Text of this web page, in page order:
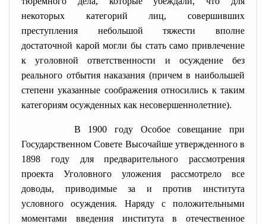
некоторых категорий лиц, совершивших
преступления небольшой тяжести вполне
достаточной карой могли бы стать само привлечение
к уголовной ответственности и осуждение без
реального отбытия наказания (причем в наибольшей
степени указанные соображения относились к таким
категориям осужденных как несовершеннолетние).
В 1900 году Особое совещание при
Государственном Совете Высочайше утвержденного в
1898 году для предварительного рассмотрения
проекта Уголовного уложения рассмотрело все
доводы, приводимые за и против института
условного осуждения. Наряду с положительными
моментами введения института в отечественное